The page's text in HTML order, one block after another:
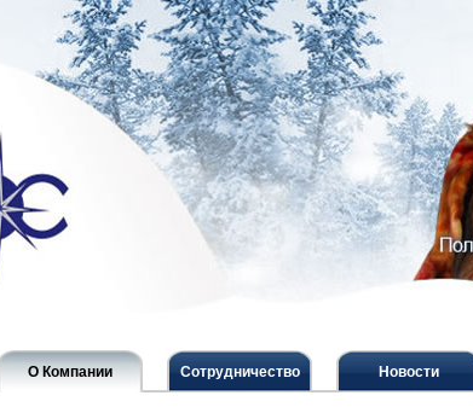
О Компании Сотрудничество Новости